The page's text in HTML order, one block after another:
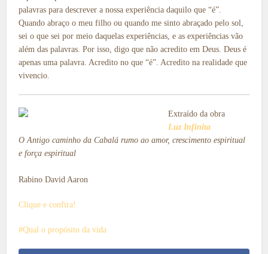
palavras para descrever a nossa experiência daquilo que “é”.
Quando abraço o meu filho ou quando me sinto abraçado pelo sol,
sei o que sei por meio daquelas experiências, e as experiências vão
além das palavras. Por isso, digo que não acredito em Deus. Deus é
apenas uma palavra. Acredito no que “é”. Acredito na realidade que
vivencio.
Extraído da obra
Luz Infinita
O Antigo caminho da Cabalá rumo ao amor, crescimento espiritual
e força espiritual
Rabino David Aaron
Clique e confira!
Qual o propósito da vida